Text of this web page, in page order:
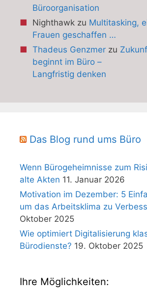
Büroorganisation
Nighthawkzu Multitasking,
Frauen geschaffen …
Thadeus Genzmerzu
beginnt im Büro –
Langfristig denken
Das Blog rund ums Büro
Wenn Bürogeheimnisse zum
alte Akten 11. Januar 2026
Motivation im Dezember: 5
um das Arbeitsklima zu
Oktober 2025
Wie optimiert Digitalisierung
Bürodienste? 19. Oktober 2025
Ihre Möglichkeiten: